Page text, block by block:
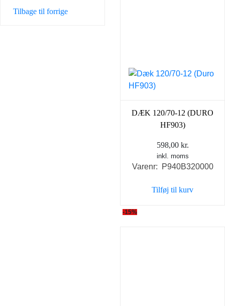
Tilbage til forrige
DÆK 120/70-12 (DURO
HF903)
598,00 kr.
inkl. moms
Varenr: P940B320000
Tilføj til kurv
-15%